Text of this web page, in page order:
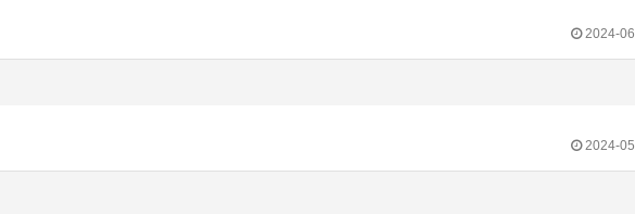
2024-
2024-